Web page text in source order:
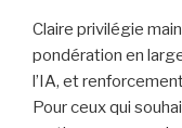
Claire privilégie
pondération en
l’IA, et
Pour ceux qui